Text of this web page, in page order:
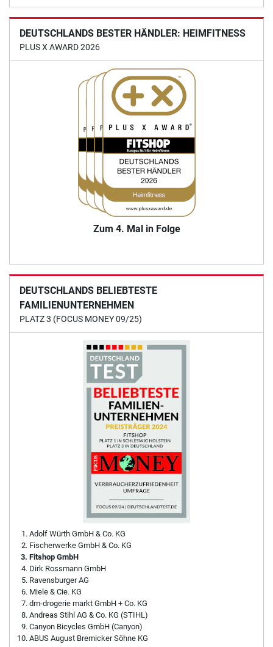
DEUTSCHLANDS BESTER HÄNDLER: HEIMFITNESS
PLUS X AWARD 2026
Zum 4. Mal in Folge
DEUTSCHLANDS BELIEBTESTE
FAMILIENUNTERNEHMEN
PLATZ 3 (FOCUS MONEY 09/25)
Adolf Würth GmbH & Co. KG
Fischerwerke GmbH & Co. KG
Fitshop GmbH
Dirk Rossmann GmbH
Ravensburger AG
Miele & Cie. KG
dm-drogerie markt GmbH + Co. KG
Andreas Stihl AG & Co. KG (STIHL)
Canyon Bicycles GmbH (Canyon)
ABUS August Bremicker Söhne KG